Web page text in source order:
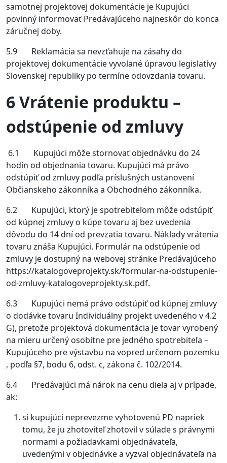
samotnej projektovej dokumentácie je Kupujúci
povinný informovať Predávajúceho najneskôr do konca
záručnej doby.
5.9 Reklamácia sa nevzťahuje na zásahy do
projektovej dokumentácie vyvolané úpravou legislatívy
Slovenskej republiky po termíne odovzdania tovaru.
6 Vrátenie produktu –
odstúpenie od zmluvy
6.1 Kupujúci môže stornovať objednávku do 24
hodín od objednania tovaru. Kupujúci má právo
odstúpiť od zmluvy podľa príslušných ustanovení
Občianskeho zákonníka a Obchodného zákonníka.
6.2 Kupujúci, ktorý je spotrebiteľom môže odstúpiť
od kúpnej zmluvy o kúpe tovaru aj bez uvedenia
dôvodu do 14 dní od prevzatia tovaru. Náklady vrátenia
tovaru znáša Kupujúci. Formulár na odstúpenie od
zmluvy je dostupný na webovej stránke Predávajúceho
https://katalogoveprojekty.sk/formular-na-odstupenie-
od-zmluvy-katalogoveprojekty.sk.pdf.
6.3 Kupujúci nemá právo odstúpiť od kúpnej zmluvy
o dodávke tovaru Individuálny projekt uvedeného v 4.2
G), pretože projektová dokumentácia je tovar vyrobený
na mieru určený osobitne pre jedného spotrebiteľa –
Kupujúceho pre výstavbu na vopred určenom pozemku
, podľa §7, bodu 6, odst. c, zákona č. 102/2014.
6.4 Predávajúci má nárok na cenu diela aj v prípade,
ak:
si kupujúci neprevezme vyhotovenú PD napriek
tomu, že ju zhotoviteľ zhotovil v súlade s právnymi
normami a požiadavkami objednávateľa,
uvedenými v objednávke a vyzval objednávateľa na